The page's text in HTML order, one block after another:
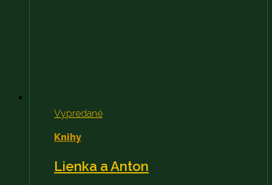
Vypredané
Knihy
Lienka a Anton